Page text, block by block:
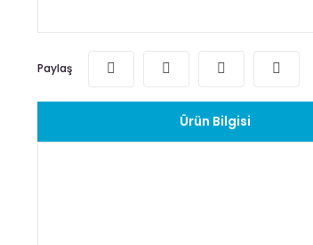
Paylaş
Ürün Bilgisi